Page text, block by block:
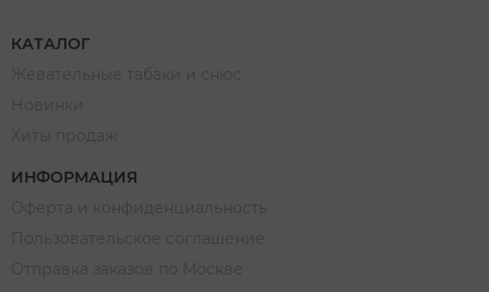
КАТАЛОГ
ИНФОРМАЦИЯ